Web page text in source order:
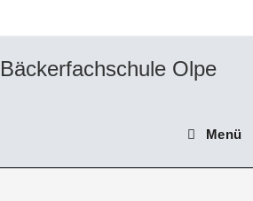
Bäckerfachschule Olpe
Menü